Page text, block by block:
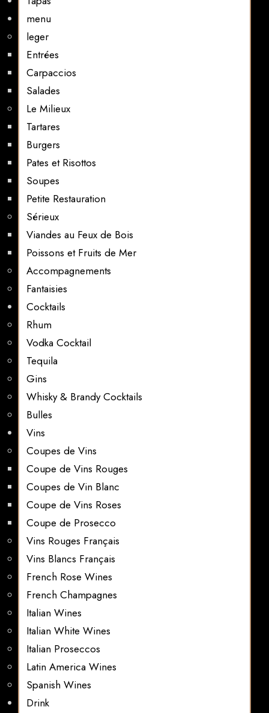
menu
leger
Entrées
Carpaccios
Salades
Le Milieux
Tartares
Burgers
Pates et Risottos
Soupes
Petite Restauration
Sérieux
Viandes au Feux de Bois
Poissons et Fruits de Mer
Accompagnements
Fantaisies
Cocktails
Rhum
Vodka Cocktail
Tequila
Gins
Whisky & Brandy Cocktails
Bulles
Vins
Coupes de Vins
Coupe de Vins Rouges
Coupes de Vin Blanc
Coupe de Vins Roses
Coupe de Prosecco
Vins Rouges Français
Vins Blancs Français
French Rose Wines
French Champagnes
Italian Wines
Italian White Wines
Italian Proseccos
Latin America Wines
Spanish Wines
Drink